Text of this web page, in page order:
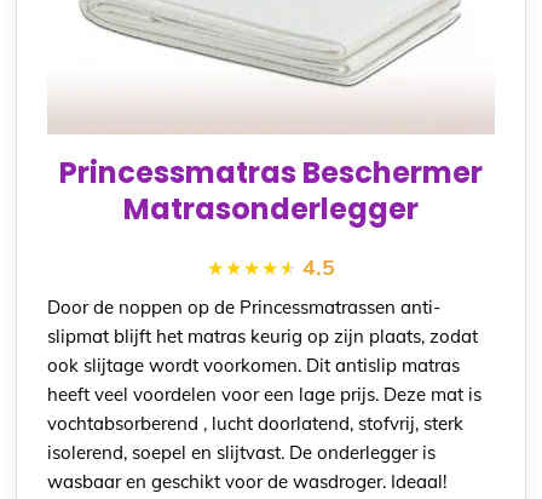
Princessmatras Beschermer
Matrasonderlegger
4.5
Door de noppen op de Princessmatrassen anti-
slipmat blijft het matras keurig op zijn plaats, zodat
ook slijtage wordt voorkomen. Dit antislip matras
heeft veel voordelen voor een lage prijs. Deze mat is
vochtabsorberend , lucht doorlatend, stofvrij, sterk
isolerend, soepel en slijtvast. De onderlegger is
wasbaar en geschikt voor de wasdroger. Ideaal!